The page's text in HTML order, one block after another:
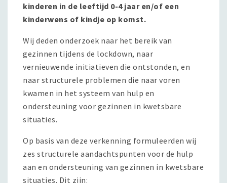
kinderen in de leeftijd 0-4 jaar en/of een
kinderwens of kindje op komst.
Wij deden onderzoek naar het bereik van
gezinnen tijdens de lockdown, naar
vernieuwende initiatieven die ontstonden, en
naar structurele problemen die naar voren
kwamen in het systeem van hulp en
ondersteuning voor gezinnen in kwetsbare
situaties.
Op basis van deze verkenning formuleerden wij
zes structurele aandachtspunten voor de hulp
aan en ondersteuning van gezinnen in kwetsbare
situaties. Dit zijn: